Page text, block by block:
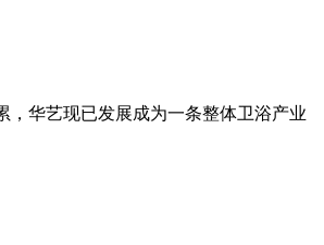
，华艺现已发展成为一条整体卫浴产业